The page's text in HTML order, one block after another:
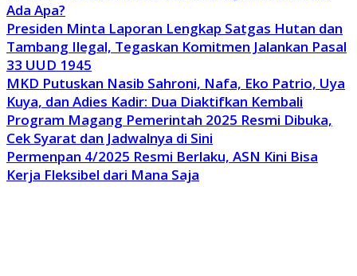
Ada Apa?
Presiden Minta Laporan Lengkap Satgas Hutan dan
Tambang Ilegal, Tegaskan Komitmen Jalankan Pasal
33 UUD 1945
MKD Putuskan Nasib Sahroni, Nafa, Eko Patrio, Uya
Kuya, dan Adies Kadir: Dua Diaktifkan Kembali
Program Magang Pemerintah 2025 Resmi Dibuka,
Cek Syarat dan Jadwalnya di Sini
Permenpan 4/2025 Resmi Berlaku, ASN Kini Bisa
Kerja Fleksibel dari Mana Saja